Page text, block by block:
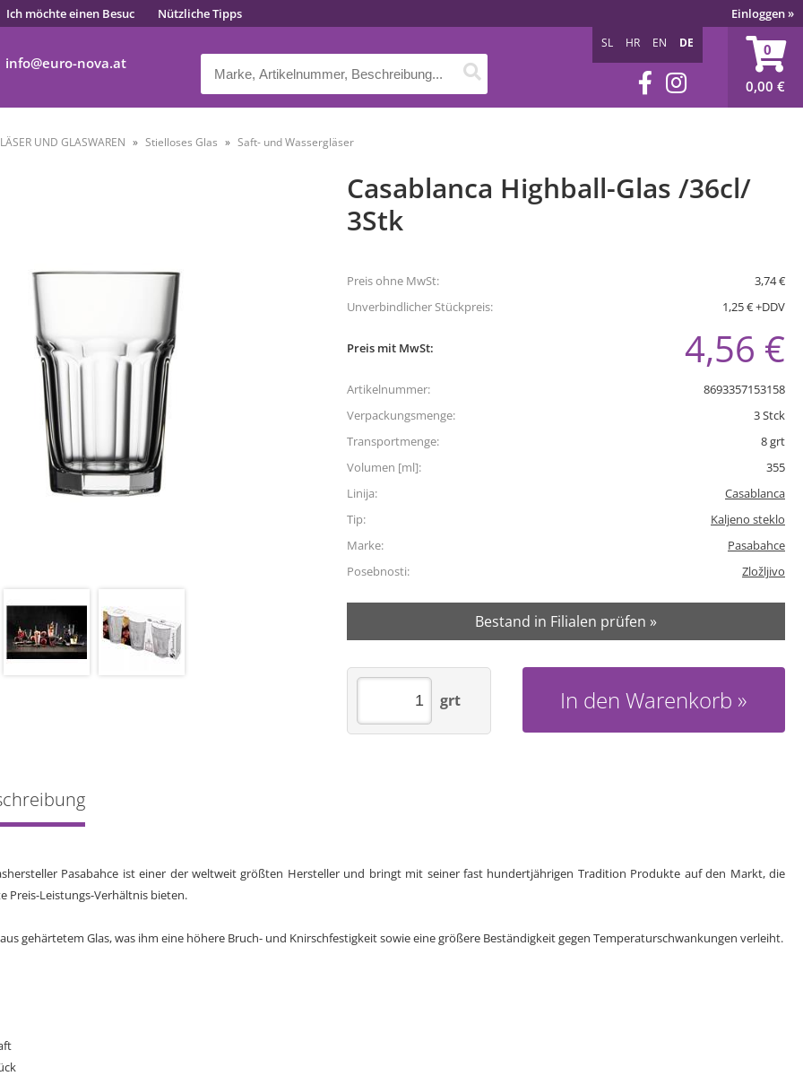
Ich möchte einen Besuc Nützliche Tipps Einloggen»
info euro-nova.at
0
0,00 €
SL HR EN DE
UND GLASWAREN Stielloses Glas Saft- und Wassergläser
Casablanca Highball-Glas /36cl/
3Stk
Preis ohne MwSt:
3,74 €
Unverbindlicher Stückpreis:
1,25 € +DDV
Preis mit MwSt: 4,56 €
Artikelnummer:
8693357153158
Verpackungsmenge:
3Stck
Transportmenge:
8grt
Volumen [ml]:
355
Linija:
Casablanca
Tip:
Kaljeno steklo
Marke:
Pasabahce
Posebnosti:
Zložljivo
Bestand in Filialen prüfen »
In den Warenkorb
grt
Pasabahce ist einer der weltweit größten Hersteller und bringt mit seiner fast hundertjährigen Tradition Produkte auf den Markt, die
Preis-Leistungs-Verhältnis bieten.
gehärtetem Glas, was ihm eine höhere Bruch- und Knirschfestigkeit sowie eine größere Beständigkeit gegen Temperaturschwankungen verleiht.